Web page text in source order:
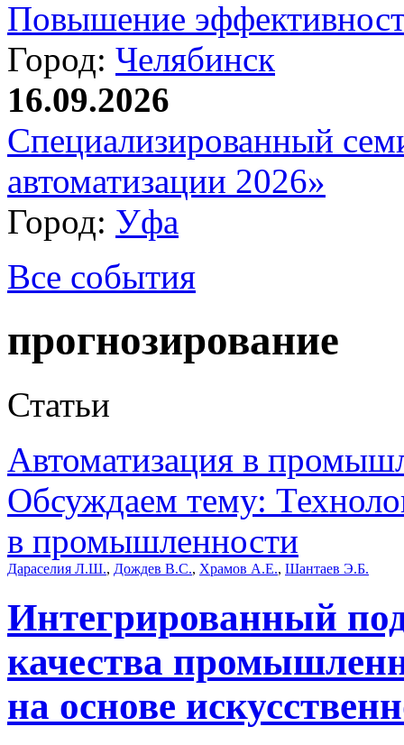
Повышение
Город: Челябинск
16.09.2026
Специализированный
автоматизации 2026»
Город: Уфа
Все события
прогнозирование
Статьи
Автоматизация в
Обсуждаем тему:
в промышленности
Дараселия Л.Ш., Дождев В.С., Храмов А.Е., Шантаев Э.Б.
Интегрированный
качества
на основе